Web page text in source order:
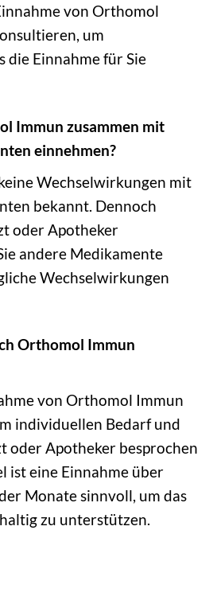
von Orthomol
um
die Einnahme für Sie
Immun zusammen mit
einnehmen?
Wechselwirkungen mit
bekannt. Dennoch
oder Apotheker
andere Medikamente
Wechselwirkungen
Orthomol Immun
von Orthomol Immun
individuellen Bedarf und
oder Apotheker besprochen
ist eine Einnahme über
Monate sinnvoll, um das
zu unterstützen.